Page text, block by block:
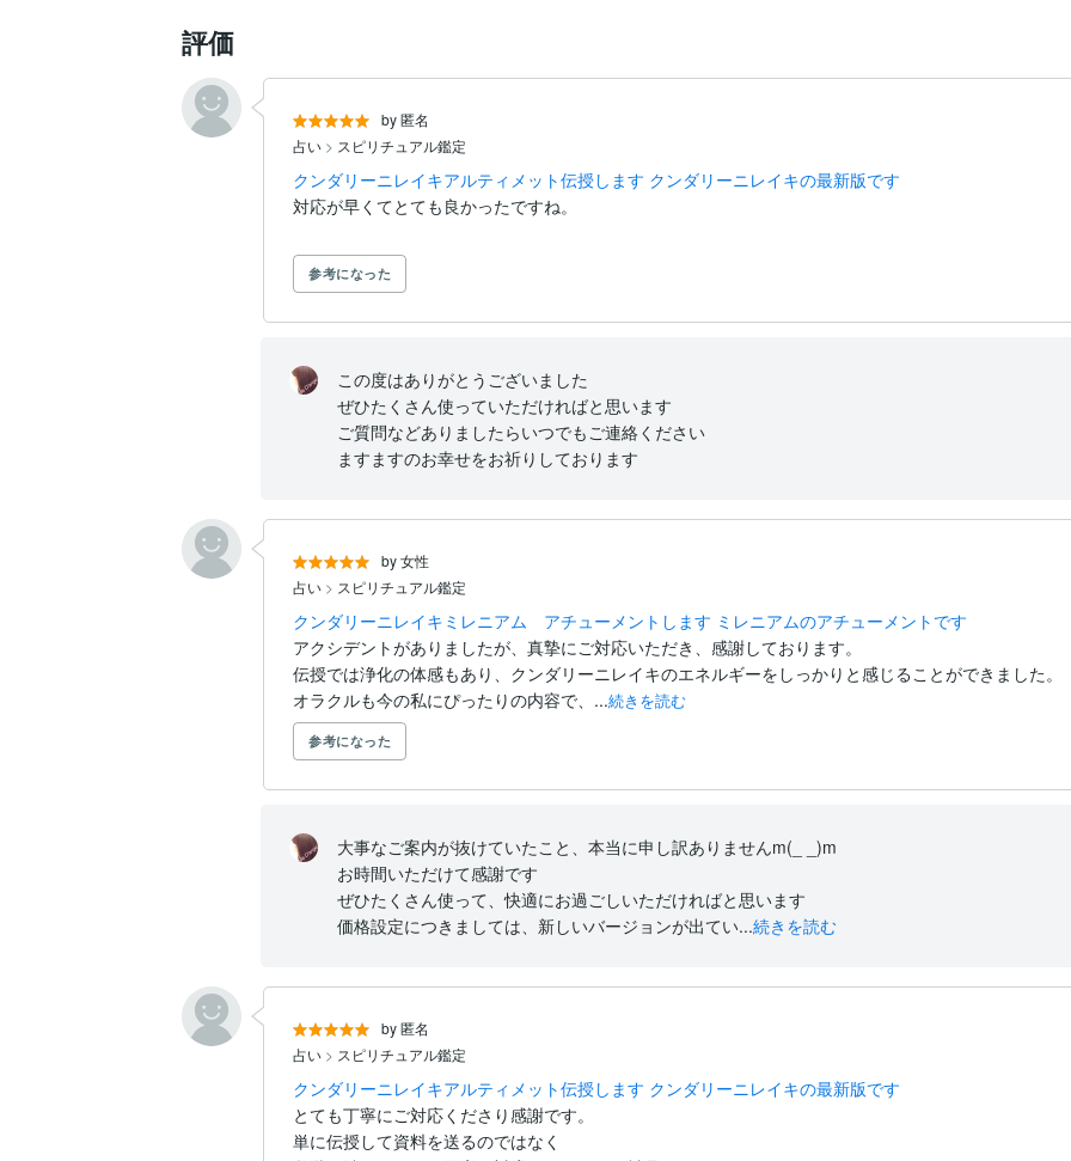
評価
by 匿名
占い > スピリチュアル鑑定
クンダリーニレイキアルティメット伝授します クンダリーニレイキの最新版です
参考になった
この度はありがとうございました
ぜひたくさん使っていただければと思います
ご質問などありましたらいつでもご連絡ください
ますますのお幸せをお祈りしております
by 女性
占い > スピリチュアル鑑定
クンダリーニレイキミレニアム アチューメントします ミレニアムのアチューメントです
アクシデントがありましたが、真摯にご対応いただき、感謝しております。
伝授では浄化の体感もあり、クンダリーニレイキのエネルギーをしっかりと感じることができました。
オラクルも今の私にぴったりの内容で、...続きを読む
参考になった
大事なご案内が抜けていたこと、本当に申し訳ありませんm(_ _)m
お時間いただけて感謝です
ぜひたくさん使って、快適にお過ごしいただければと思います
価格設定につきましては、新しいバージョンが出てい...続きを読む
by 匿名
占い > スピリチュアル鑑定
クンダリーニレイキアルティメット伝授します クンダリーニレイキの最新版です
とても丁寧にご対応くださり感謝です。
単に伝授して資料を送るのではなく